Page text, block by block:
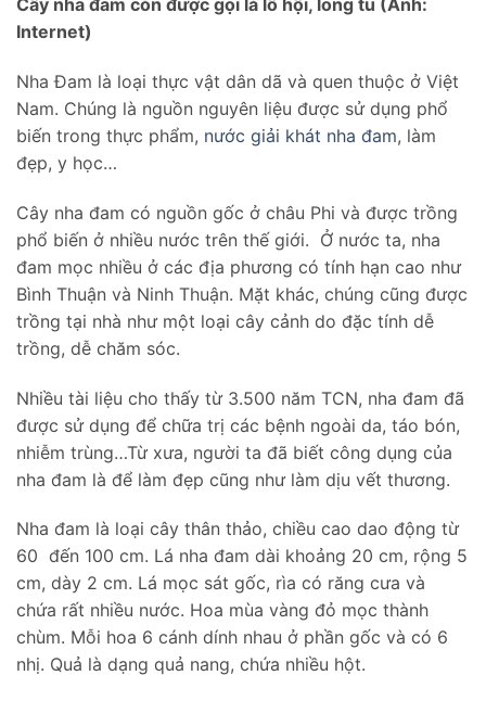
Cây nha đam còn được gọi là lô hội, long tu (Ảnh:
Internet)
Nha Đam là loại thực vật dân dã và quen thuộc ở Việt
Nam. Chúng là nguồn nguyên liệu được sử dụng phổ
biến trong thực phẩm, nước giải khát nha đam, làm
đẹp, y học…
Cây nha đam có nguồn gốc ở châu Phi và được trồng
phổ biến ở nhiều nước trên thế giới. Ở nước ta, nha
đam mọc nhiều ở các địa phương có tính hạn cao như
Bình Thuận và Ninh Thuận. Mặt khác, chúng cũng được
trồng tại nhà như một loại cây cảnh do đặc tính dễ
trồng, dễ chăm sóc.
Nhiều tài liệu cho thấy từ 3.500 năm TCN, nha đam đã
được sử dụng để chữa trị các bệnh ngoài da, táo bón,
nhiễm trùng…Từ xưa, người ta đã biết công dụng của
nha đam là để làm đẹp cũng như làm dịu vết thương.
Nha đam là loại cây thân thảo, chiều cao dao động từ
60 đến 100 cm. Lá nha đam dài khoảng 20 cm, rộng 5
cm, dày 2 cm. Lá mọc sát gốc, rìa có răng cưa và
chứa rất nhiều nước. Hoa mùa vàng đỏ mọc thành
chùm. Mỗi hoa 6 cánh dính nhau ở phần gốc và có 6
nhị. Quả là dạng quả nang, chứa nhiều hột.